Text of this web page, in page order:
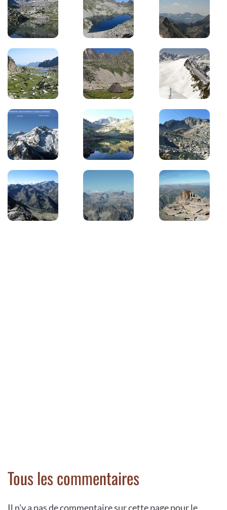
Tous les commentaires
Il n'y a pas de commentaire sur cette page pour le